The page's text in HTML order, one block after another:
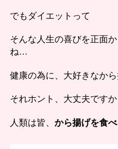
でもダイエットって
そんな人生の喜びを正面
ね…
健康の為に、大好きなか
それホント、大丈夫ですか
人類は皆、 から揚げを食